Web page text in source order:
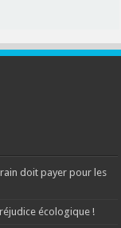
doit payer pour les
écologique !